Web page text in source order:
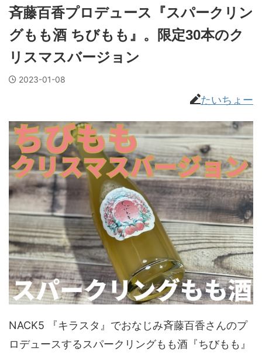
斉藤百香プロデュース『スパークリン
グもも酒 ちびもも』。限定30本のク
リスマスバージョン
2023-01-08
たいちょー
NACK5 『キラスタ』でおなじみ斉藤百香さんのプ
ロデュースするスパークリングもも酒『ちびもも』